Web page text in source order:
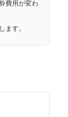
費用が変わ
ます。